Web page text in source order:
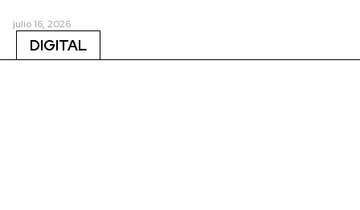
julio 16, 2026
DIGITAL